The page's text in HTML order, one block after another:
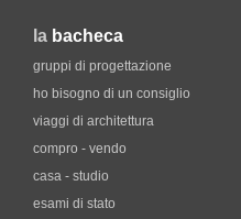
la bacheca
gruppi di progettazione
ho bisogno di un consiglio
viaggi di architettura
compro - vendo
casa - studio
esami di stato